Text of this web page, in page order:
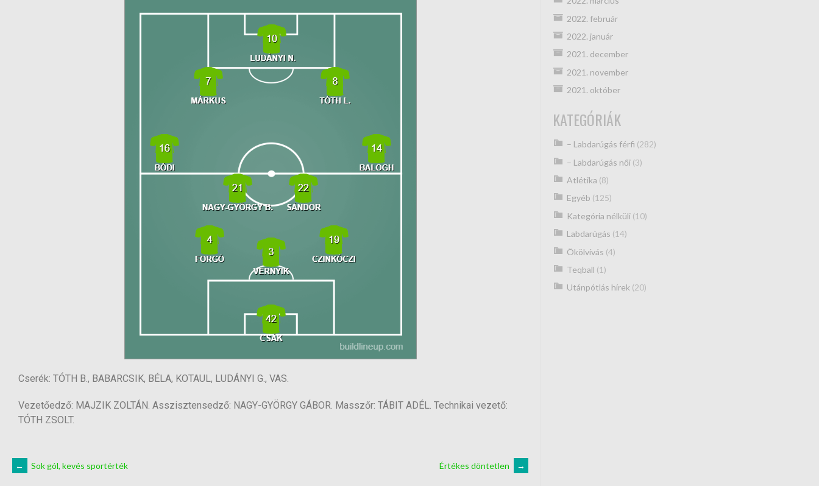
Cserék: TÓTH B., BABARCSIK, BÉLA, KOTAUL, LUDÁNYI G., VAS.
Vezetőedző: MAJZIK ZOLTÁN. Asszisztensedző: NAGY-GYÖRGY GÁBOR. Masszőr: TÁBIT ADÉL. Technikai vezető:
TÓTH ZSOLT.
← Sok gól, kevés sportérték Értékes döntetlen →
2022. február
2022. január
2021. december
2021. november
2021. október
KATEGÓRIÁK
– Labdarúgás férfi (282)
– Labdarúgás női(3)
Atlétika (8)
Egyéb (125)
Kategória nélküli(10)
Labdarúgás (14)
Ökölvívás (4)
Teqball (1)
Utánpótlás hírek (20)